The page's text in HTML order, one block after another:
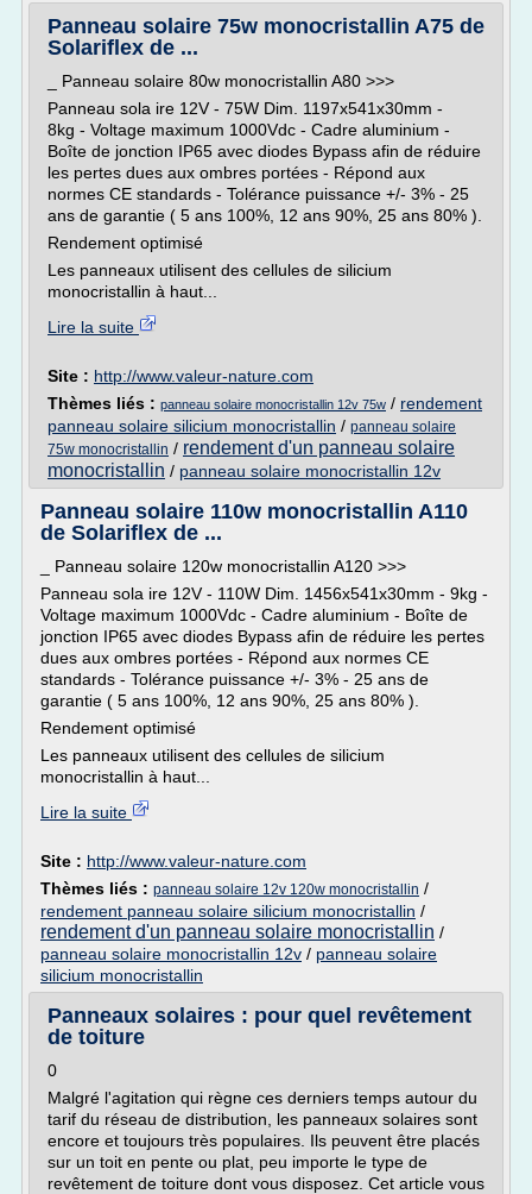
Panneau solaire 75w monocristallin A75 de
Solariflex de ...
_ Panneau solaire 80w monocristallin A80 >>>
Panneau sola ire 12V - 75W Dim. 1197x541x30mm -
8kg - Voltage maximum 1000Vdc - Cadre aluminium -
Boîte de jonction IP65 avec diodes Bypass afin de réduire
les pertes dues aux ombres portées - Répond aux
normes CE standards - Tolérance puissance +/- 3% - 25
ans de garantie ( 5 ans 100%, 12 ans 90%, 25 ans 80% ).
Rendement optimisé
Les panneaux utilisent des cellules de silicium
monocristallin à haut...
Lire la suite
Site : http://www.valeur-nature.com
Thèmes liés : panneau solaire monocristallin 12v 75w / rendement
panneau solaire silicium monocristallin / panneau solaire
75w monocristallin / rendement d'un panneau solaire
monocristallin / panneau solaire monocristallin 12v
Panneau solaire 110w monocristallin A110
de Solariflex de ...
_ Panneau solaire 120w monocristallin A120 >>>
Panneau sola ire 12V - 110W Dim. 1456x541x30mm - 9kg -
Voltage maximum 1000Vdc - Cadre aluminium - Boîte de
jonction IP65 avec diodes Bypass afin de réduire les pertes
dues aux ombres portées - Répond aux normes CE
standards - Tolérance puissance +/- 3% - 25 ans de
garantie ( 5 ans 100%, 12 ans 90%, 25 ans 80% ).
Rendement optimisé
Les panneaux utilisent des cellules de silicium
monocristallin à haut...
Lire la suite
Site : http://www.valeur-nature.com
Thèmes liés : panneau solaire 12v 120w monocristallin /
rendement panneau solaire silicium monocristallin /
rendement d'un panneau solaire monocristallin /
panneau solaire monocristallin 12v / panneau solaire
silicium monocristallin
Panneaux solaires : pour quel revêtement
de toiture
0
Malgré l'agitation qui règne ces derniers temps autour du
tarif du réseau de distribution, les panneaux solaires sont
encore et toujours très populaires. Ils peuvent être placés
sur un toit en pente ou plat, peu importe le type de
revêtement de toiture dont vous disposez. Cet article vous